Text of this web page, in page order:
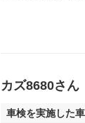
カズ8680さん
車検を実施した